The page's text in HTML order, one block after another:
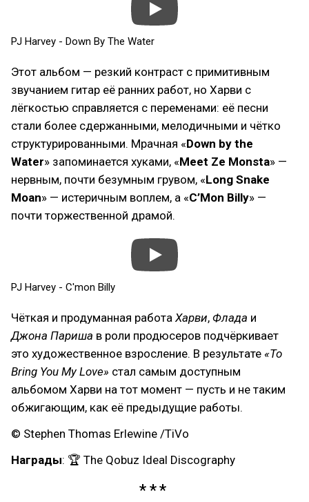
PJ Harvey - Down By The Water
Этот альбом — резкий контраст с примитивным
звучанием гитар её ранних работ, но Харви с
лёгкостью справляется с переменами: её песни
стали более сдержанными, мелодичными и чётко
структурированными. Мрачная «Down by the
Water» запоминается хуками, «Meet Ze Monsta» —
нервным, почти безумным грувом, «Long Snake
Moan» — истеричным воплем, а «C’Mon Billy» —
почти торжественной драмой.
PJ Harvey - C'mon Billy
Чёткая и продуманная работа Харви, Флада и
Джона Париша в роли продюсеров подчёркивает
это художественное взросление. В результате «To
Bring You My Love» стал самым доступным
альбомом Харви на тот момент — пусть и не таким
обжигающим, как её предыдущие работы.
© Stephen Thomas Erlewine /TiVo
Награды: 🏆 The Qobuz Ideal Discography